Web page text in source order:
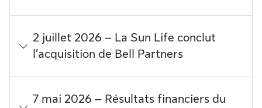
2 juillet 2026 – La Sun Life conclut
l’acquisition de Bell Partners
7 mai 2026 – Résultats financiers du